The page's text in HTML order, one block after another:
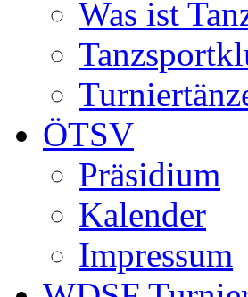
Was ist
ÖTSV
Präsidium
Kalender
Impressum